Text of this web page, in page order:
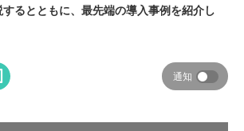
るとともに、最先端の導入事例を紹介し
通知